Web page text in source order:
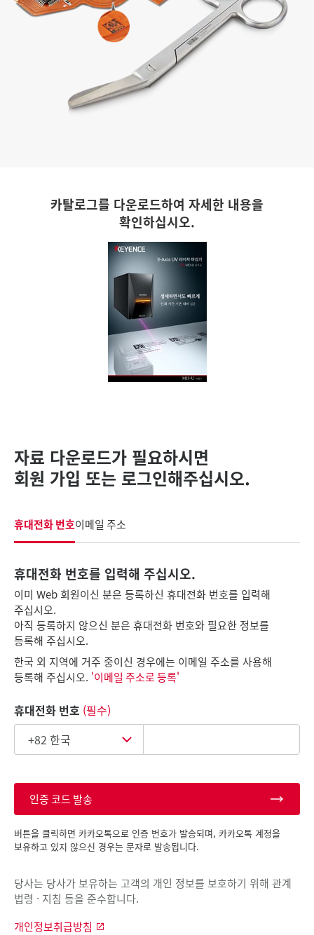
카탈로그를 다운로드하여 자세한 내용을
확인하십시오.
자료 다운로드가 필요하시면
회원 가입 또는 로그인해주십시오.
휴대전화 번호이메일 주소
휴대전화 번호를 입력해 주십시오.
이미 Web 회원이신 분은 등록하신 휴대전화 번호를 입력해
주십시오.
아직 등록하지 않으신 분은 휴대전화 번호와 필요한 정보를
등록해 주십시오.
한국 외 지역에 거주 중이신 경우에는 이메일 주소를 사용해
등록해 주십시오. '이메일 주소로 등록'
휴대전화 번호 (필수)
인증 코드 발송
버튼을 클릭하면 카카오톡으로 인증 번호가 발송되며, 카카오톡 계정을
보유하고 있지 않으신 경우는 문자로 발송됩니다.
당사는 당사가 보유하는 고객의 개인 정보를 보호하기 위해 관계
법령 · 지침 등을 준수합니다.
개인정보취급방침